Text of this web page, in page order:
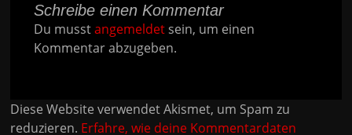
Schreibe einen Kommentar
Du musstangemeldet sein, um einen
Kommentar abzugeben.
Diese Website verwendet Akismet, um Spam zu
reduzieren. Erfahre, wie deine Kommentardaten